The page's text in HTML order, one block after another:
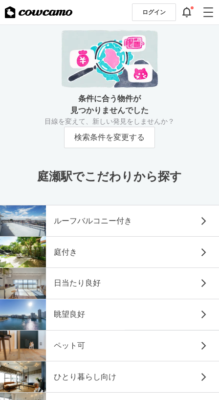
ログイン
条件に合う物件が
見つかりませんでした
目線を変えて、新しい発見をしませんか？
検索条件を変更する
庭瀬駅でこだわりから探す
ルーフバルコニー付き
庭付き
日当たり良好
眺望良好
ペット可
ひとり暮らし向け